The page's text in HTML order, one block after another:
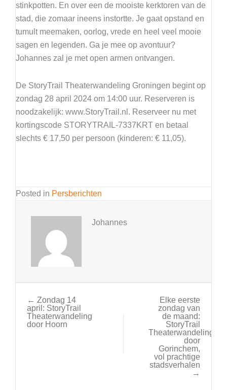
stinkpotten. En over een de mooiste kerktoren van de
stad, die zomaar ineens instortte. Je gaat opstand en
tumult meemaken, oorlog, vrede en heel veel mooie
sagen en legenden. Ga je mee op avontuur?
Johannes zal je met open armen ontvangen.
De StoryTrail Theaterwandeling Groningen begint op
zondag 28 april 2024 om 14:00 uur. Reserveren is
noodzakelijk: www.StoryTrail.nl. Reserveer nu met
kortingscode STORYTRAIL-7337KRT en betaal
slechts € 17,50 per persoon (kinderen: € 11,05).
Posted in Persberichten
Johannes
← Zondag 14
april: StoryTrail
Theaterwandeling
door Hoorn
Elke eerste
zondag van
de maand:
StoryTrail
Theaterwandeling
door
Gorinchem,
vol prachtige
stadsverhalen
→